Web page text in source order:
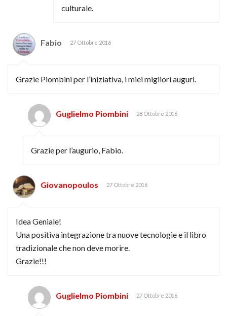
culturale.
Fabio 27 Ottobre 2016
Grazie Piombini per l’iniziativa, i miei migliori auguri.
Guglielmo Piombini 28 Ottobre 2016
Grazie per l’augurio, Fabio.
Giovanopoulos 27 Ottobre 2016
Idea Geniale!
Una positiva integrazione tra nuove tecnologie e il libro
tradizionale che non deve morire.
Grazie!!!
Guglielmo Piombini 27 Ottobre 2016